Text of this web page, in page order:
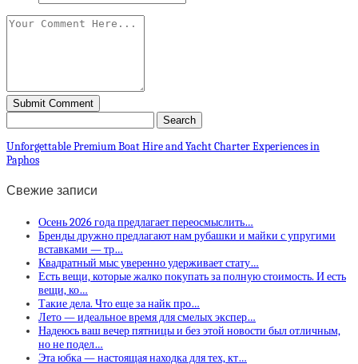
Unforgettable Premium Boat Hire and Yacht Charter Experiences in
Paphos
Свежие записи
Осень 2026 года предлагает переосмыслить…
Бренды дружно предлагают нам рубашки и майки с упругими
вставками — тр…
Квадратный мыс уверенно удерживает стату…
Есть вещи, которые жалко покупать за полную стоимость. И есть
вещи, ко…
Такие дела. Что еще за найк про…
Лето — идеальное время для смелых экспер…
Надеюсь ваш вечер пятницы и без этой новости был отличным,
но не подел…
Эта юбка — настоящая находка для тех, кт…